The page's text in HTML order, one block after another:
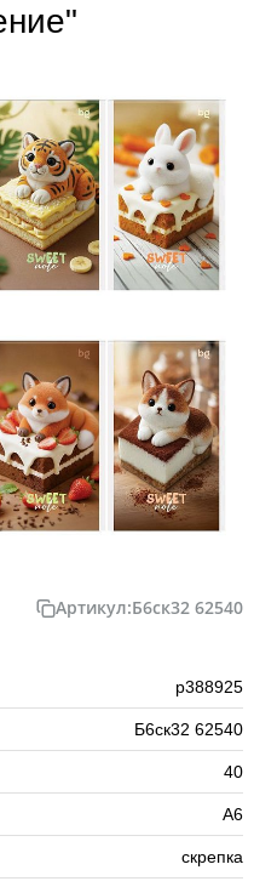
Артикул:Б6ск32 62540
р388925
Б6ск32 62540
40
А6
скрепка